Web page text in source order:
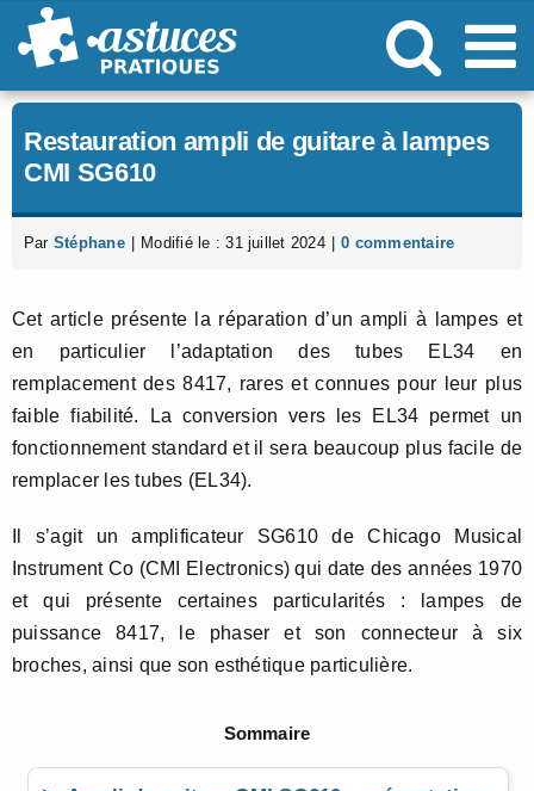
Passer
au
Restauration ampli de guitare à lampes
CMI SG610
Par Stéphane Modifié le : 31 juillet 2024 0 commentaire
Cet article présente la réparation d’un ampli à lampes et
en particulier l’adaptation des tubes EL34 en
remplacement des 8417, rares et connues pour leur plus
faible fiabilité. La conversion vers les EL34 permet un
fonctionnement standard et il sera beaucoup plus facile de
remplacer les tubes (EL34).
Il s’agit un amplificateur SG610 de Chicago Musical
Instrument Co (CMI Electronics) qui date des années 1970
et qui présente certaines particularités : lampes de
puissance 8417, le phaser et son connecteur à six
broches, ainsi que son esthétique particulière.
Sommaire